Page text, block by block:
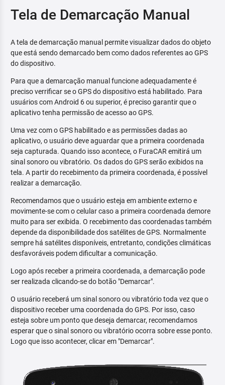
Tela de Demarcação Manual
A tela de demarcação manual permite visualizar dados do objeto
que está sendo demarcado bem como dados referentes ao GPS
do dispositivo.
Para que a demarcação manual funcione adequadamente é
preciso verrificar se o GPS do dispositivo está habilitado. Para
usuários com Android 6 ou superior, é preciso garantir que o
aplicativo tenha permissão de acesso ao GPS.
Uma vez com o GPS habilitado e as permissões dadas ao
aplicativo, o usuário deve aguardar que a primeira coordenada
seja capturada. Quando isso acontece, o FuraCAR emitirá um
sinal sonoro ou vibratório. Os dados do GPS serão exibidos na
tela. A partir do recebimento da primeira coordenada, é possível
realizar a demarcação.
Recomendamos que o usuário esteja em ambiente externo e
movimente-se com o celular caso a primeira coordenada demore
muito para ser exibida. O recebimento das coordenadas também
depende da disponibilidade dos satélites de GPS. Normalmente
sempre há satélites disponíveis, entretanto, condições climáticas
desfavoráveis podem dificultar a comunicação.
Logo após receber a primeira coordenada, a demarcação pode
ser realizada clicando-se do botão "Demarcar".
O usuário receberá um sinal sonoro ou vibratório toda vez que o
dispositivo receber uma coordenada do GPS. Por isso, caso
esteja sobre um ponto que deseja demarcar, recomendamos
esperar que o sinal sonoro ou vibratório ocorra sobre esse ponto.
Logo que isso acontecer, clicar em "Demarcar".